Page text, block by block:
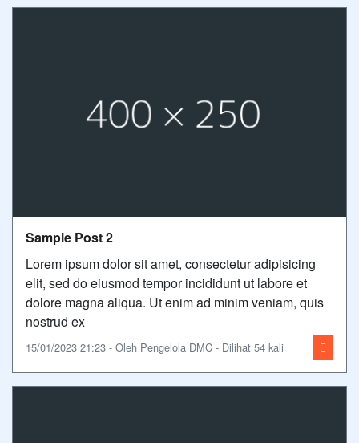
Sample Post 2
Lorem ipsum dolor sit amet, consectetur adipisicing
elit, sed do eiusmod tempor incididunt ut labore et
dolore magna aliqua. Ut enim ad minim veniam, quis
nostrud ex
15/01/2023 21:23 - Oleh Pengelola DMC - Dilihat 54 kali